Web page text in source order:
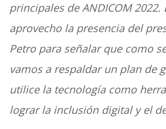
principales de ANDICOM 2022.
aprovecho la presencia del
Petro para señalar que como
vamos a respaldar un plan de
utilice la tecnología como
lograr la inclusión digital y el